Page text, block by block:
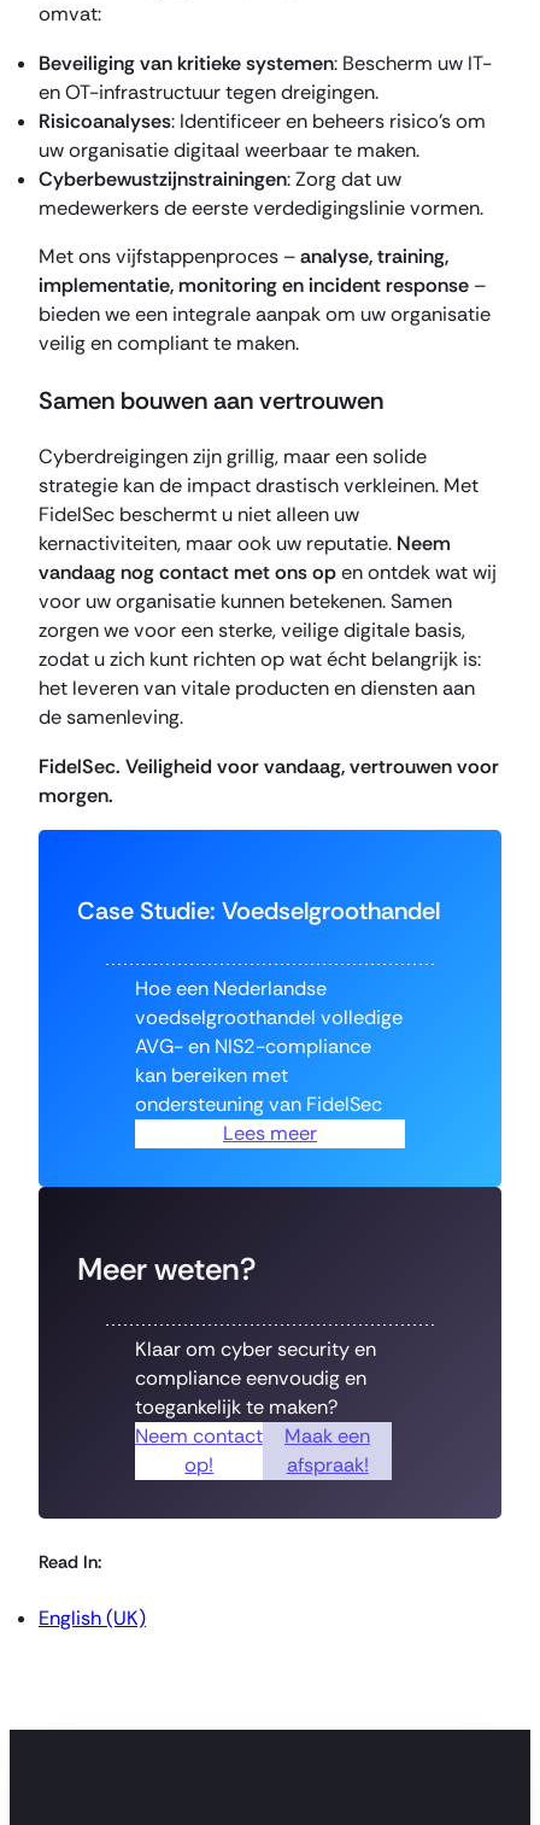
omvat:
Beveiliging van kritieke systemen: Bescherm uw IT-
en OT-infrastructuur tegen dreigingen.
Risicoanalyses: Identificeer en beheers risico’s om
uw organisatie digitaal weerbaar te maken.
Cyberbewustzijnstrainingen: Zorg dat uw
medewerkers de eerste verdedigingslinie vormen.
Met ons vijfstappenproces –analyse, training,
implementatie, monitoring en incident response –
bieden we een integrale aanpak om uw organisatie
veilig en compliant te maken.
Samen bouwen aan vertrouwen
Cyberdreigingen zijn grillig, maar een solide
strategie kan de impact drastisch verkleinen. Met
FidelSec beschermt u niet alleen uw
kernactiviteiten, maar ook uw reputatie. Neem
vandaag nog contact met ons open ontdek wat wij
voor uw organisatie kunnen betekenen. Samen
zorgen we voor een sterke, veilige digitale basis,
zodat u zich kunt richten op wat écht belangrijk is:
het leveren van vitale producten en diensten aan
de samenleving.
FidelSec. Veiligheid voor vandaag, vertrouwen voor
morgen.
Case Studie: Voedselgroothandel
Hoe een Nederlandse
voedselgroothandel volledige
AVG- en NIS2-compliance
kan bereiken met
ondersteuning van FidelSec
Lees meer
Meer weten?
Klaar om cyber security en
compliance eenvoudig en
toegankelijk te maken?
Neem contact
op!
Maak een
afspraak!
Read In:
English (UK)